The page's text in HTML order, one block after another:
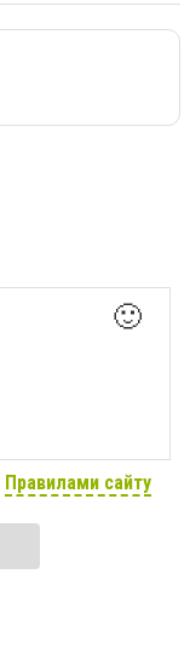
🙂
Правилами сайту